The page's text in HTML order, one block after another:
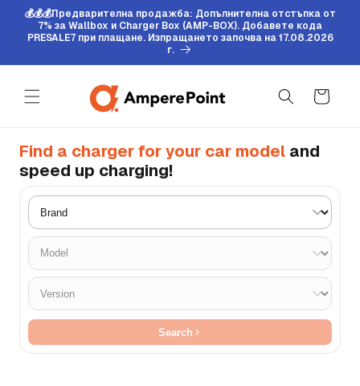
Прескочи до
съдържанието
💰💰💰Предварителна продажба: Допълнителна отстъпка от
7% за Wallbox и Charger Box (AMP-BOX). Добавете кода
PRESALE7 при плащане. Изпращането започва на 17.08.2026
г.
Количка
Find a charger for your car model and
speed up charging!
Search